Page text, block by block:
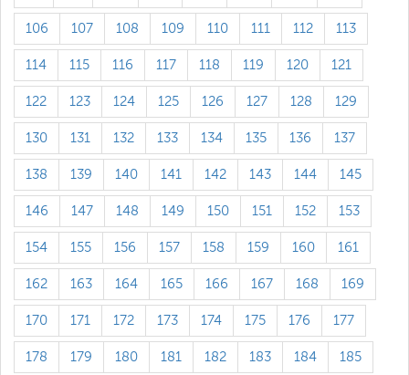
106 107 108 109 110 111 112 113
114 115 116 117 118 119 120 121
122 123 124 125 126 127 128 129
130 131 132 133 134 135 136 137
138 139 140 141 142 143 144 145
146 147 148 149 150 151 152 153
154 155 156 157 158 159 160 161
162 163 164 165 166 167 168 169
170 171 172 173 174 175 176 177
178 179 180 181 182 183 184 185